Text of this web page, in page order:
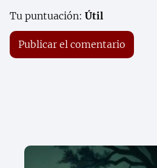
Tu puntuación: Útil